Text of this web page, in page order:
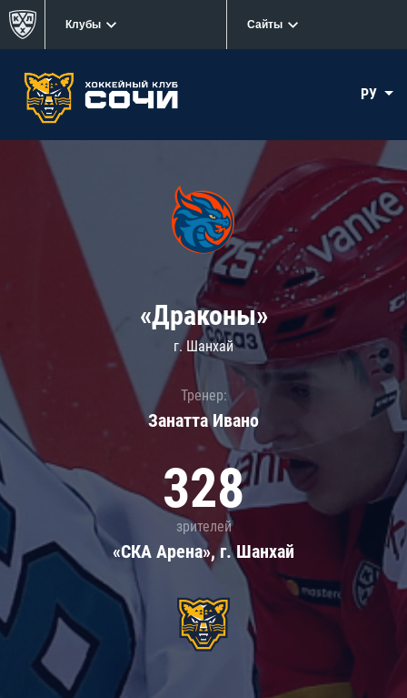
Клубы Сайты
РУ
«Драконы»
г. Шанхай
Тренер:
Занатта Иванo
328
зрителей
«СКА Арена», г. Шанхай